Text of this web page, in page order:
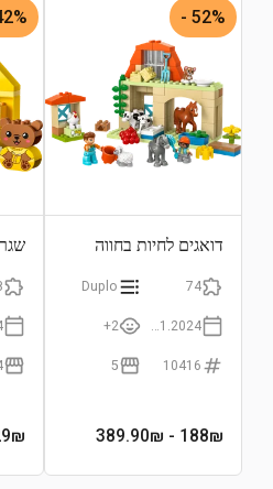
התחבר לצפייה בגרף 52% -
דואגים לחיות בחווה
74
Duplo
2+
10416
5
188₪
- 389.90₪
-
₪